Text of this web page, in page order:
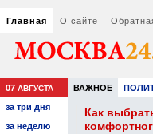
Главная О сайте
07 АВГУСТА ВАЖНОЕ
НАУКА
за три дня
за неделю
воздуха:
микроклимата